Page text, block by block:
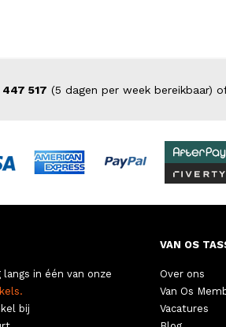
447 517 (5 dagen per week bereikbaar)
langs in één van onze
bij
VAN OS
Over ons
Van Os
Vacatures